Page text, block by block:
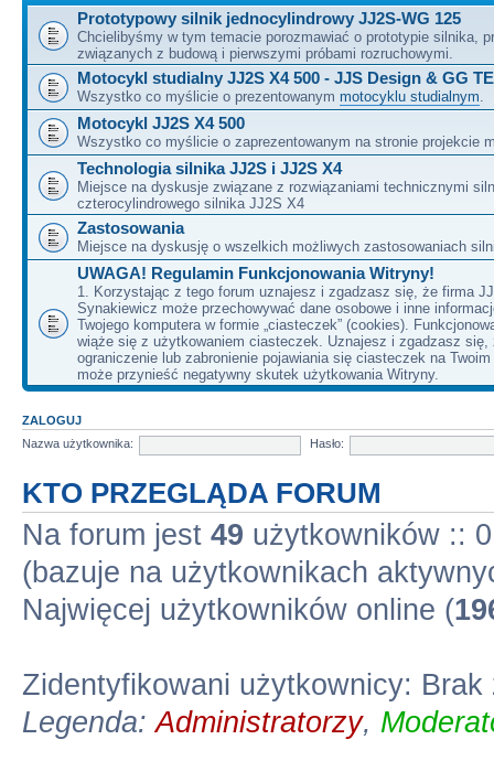
Prototypowy silnik jednocylindrowy JJ2S-WG 125
Chcielibyśmy w tym temacie porozmawiać o prototypie silnika,
związanych z budową i pierwszymi próbami rozruchowymi.
Motocykl studialny JJ2S X4 500 - JJS Design & GG
Wszystko co myślicie o prezentowanym motocyklu studialnym
Motocykl JJ2S X4 500
Wszystko co myślicie o zaprezentowanym na stronie projekcie
Technologia silnika JJ2S i JJ2S X4
Miejsce na dyskusje związane z rozwiązaniami technicznymi
czterocylindrowego silnika JJ2S X4
Zastosowania
Miejsce na dyskusję o wszelkich możliwych zastosowaniach
UWAGA! Regulamin Funkcjonowania Witryny!
1. Korzystając z tego forum uznajesz i zgadzasz się, że firma
Synakiewicz może przechowywać dane osobowe i inne
Twojego komputera w formie „ciasteczek” (cookies).
wiąże się z użytkowaniem ciasteczek. Uznajesz i zgadzasz się,
ograniczenie lub zabronienie pojawiania się ciasteczek na
może przynieść negatywny skutek użytkowania Witryny.
ZALOGUJ
Nazwa użytkownika:
Hasło:
KTO PRZEGLĄDA FORUM
Na forum jest 49 użytkowników ::
(bazuje na użytkownikach
Najwięcej użytkowników online (
Zidentyfikowani użytkownicy:
Legenda:Administratorzy,